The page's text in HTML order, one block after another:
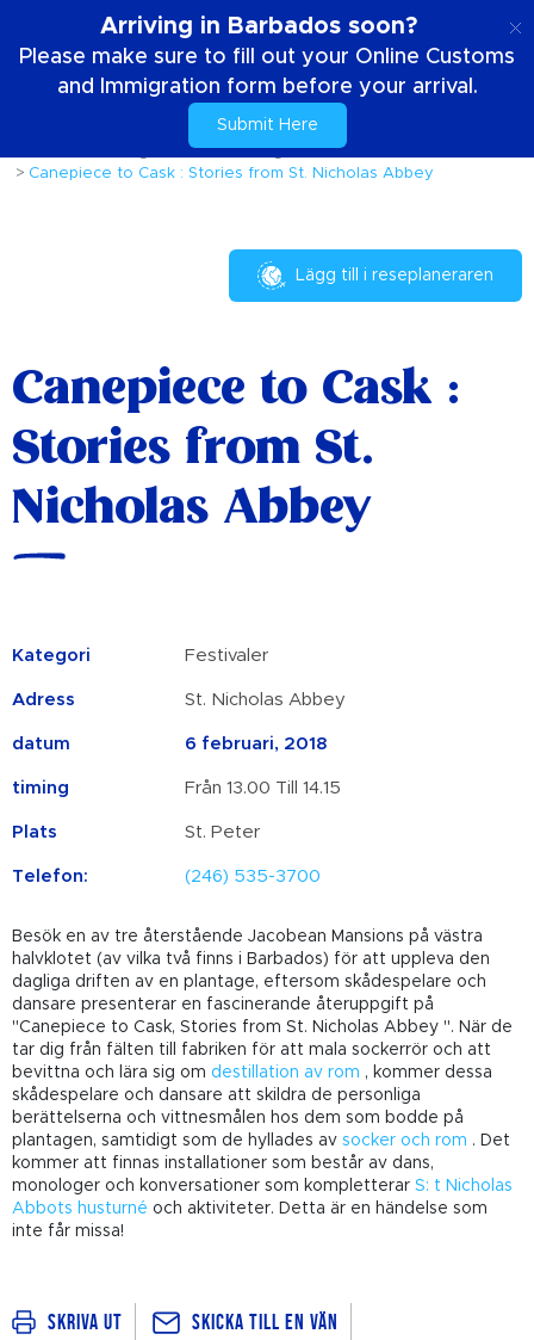
Arriving in Barbados soon?
Please make sure to fill out your Online Customs
and Immigration form before your arrival.
Submit Here
Evenemang och festivaler
Canepiece to Cask : Stories from St. Nicholas Abbey
Lägg till i reseplaneraren
Canepiece to Cask :
Stories from St.
Nicholas Abbey
Kategori Festivaler
Adress St. Nicholas Abbey
datum 6 februari, 2018
timing Från 13.00 Till 14.15
Plats St. Peter
Telefon: (246) 535-3700
Besök en av tre återstående Jacobean Mansions på västra
halvklotet (av vilka två finns i Barbados) för att uppleva den
dagliga driften av en plantage, eftersom skådespelare och
dansare presenterar en fascinerande återuppgift på
"Canepiece to Cask, Stories from St. Nicholas Abbey ". När de
tar dig från fälten till fabriken för att mala sockerrör och att
bevittna och lära sig om destillation av rom , kommer dessa
skådespelare och dansare att skildra de personliga
berättelserna och vittnesmålen hos dem som bodde på
plantagen, samtidigt som de hyllades av socker och rom . Det
kommer att finnas installationer som består av dans,
monologer och konversationer som kompletterar S: t Nicholas
Abbots husturné och aktiviteter. Detta är en händelse som
inte får missa!
Skriva ut Skicka till en vän